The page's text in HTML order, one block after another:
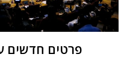
פרטים חדשים